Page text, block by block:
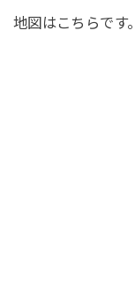
地図はこちらです。